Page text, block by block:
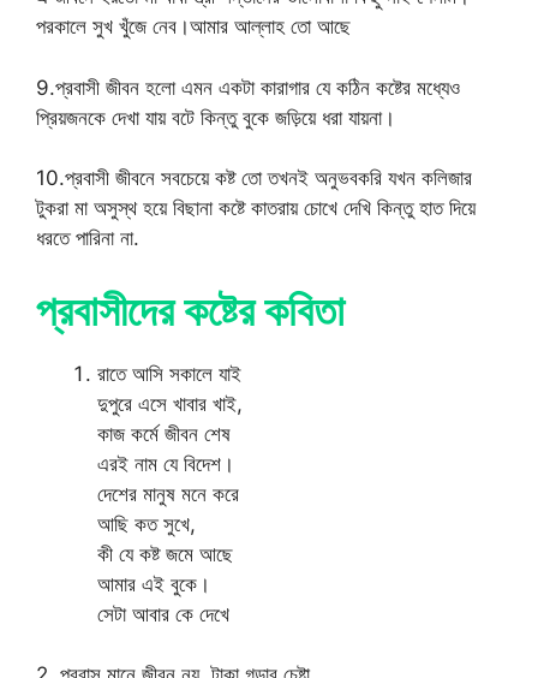
পরকালে সুখ খুঁজে নেব।আমার আল্লাহ তো আছে
9.প্রবাসী জীবন হলো এমন একটা কারাগার যে কঠিন কষ্টের মধ্যেও
প্রিয়জনকে দেখা যায় বটে কিন্তু বুকে জড়িয়ে ধরা যায়না।
10.প্রবাসী জীবনে সবচেয়ে কষ্ট তো তখনই অনুভবকরি যখন কলিজার
টুকরা মা অসুস্থ হয়ে বিছানা কষ্টে কাতরায় চোখে দেখি কিন্তু হাত দিয়ে
ধরতে পারিনা না.
প্রবাসীদের কষ্টের কবিতা
রাতে আসি সকালে যাই
দুপুরে এসে খাবার খাই,
কাজ কর্মে জীবন শেষ
এরই নাম যে বিদেশ।
দেশের মানুষ মনে করে
আছি কত সুখে,
কী যে কষ্ট জমে আছে
আমার এই বুকে।
সেটা আবার কে দেখে